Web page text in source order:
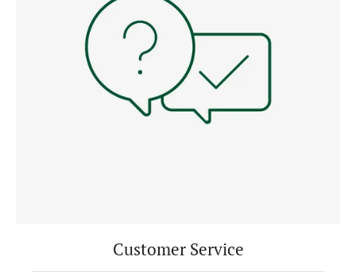
Customer Service